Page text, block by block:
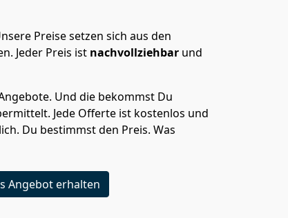
Preise setzen sich aus den
Jeder Preis ist nachvollziehbar und
Und die bekommst Du
Jede Offerte ist kostenlos und
Du bestimmst den Preis. Was
Angebot erhalten